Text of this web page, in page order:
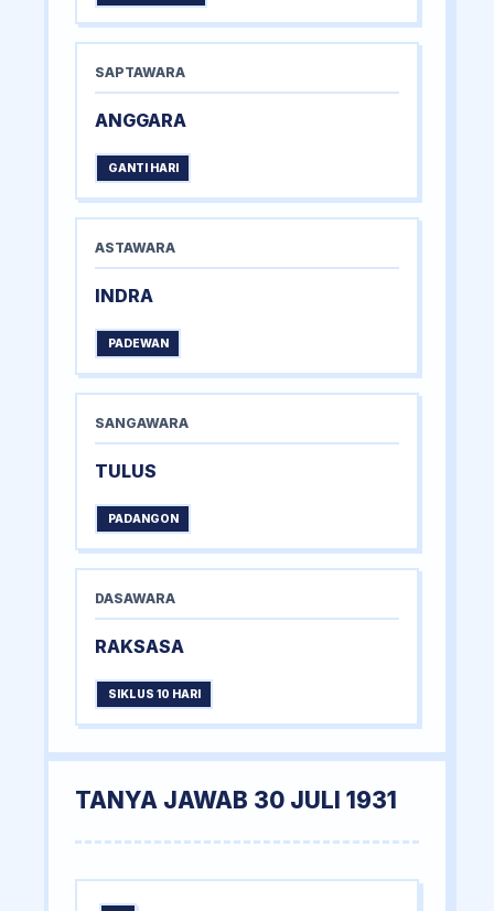
SAPTAWARA
ANGGARA
GANTI HARI
ASTAWARA
INDRA
PADEWAN
SANGAWARA
TULUS
PADANGON
DASAWARA
RAKSASA
SIKLUS 10 HARI
TANYA JAWAB 30 JULI 1931